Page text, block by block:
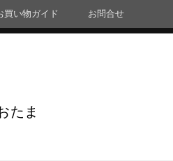
買い物ガイド お問合せ
たま